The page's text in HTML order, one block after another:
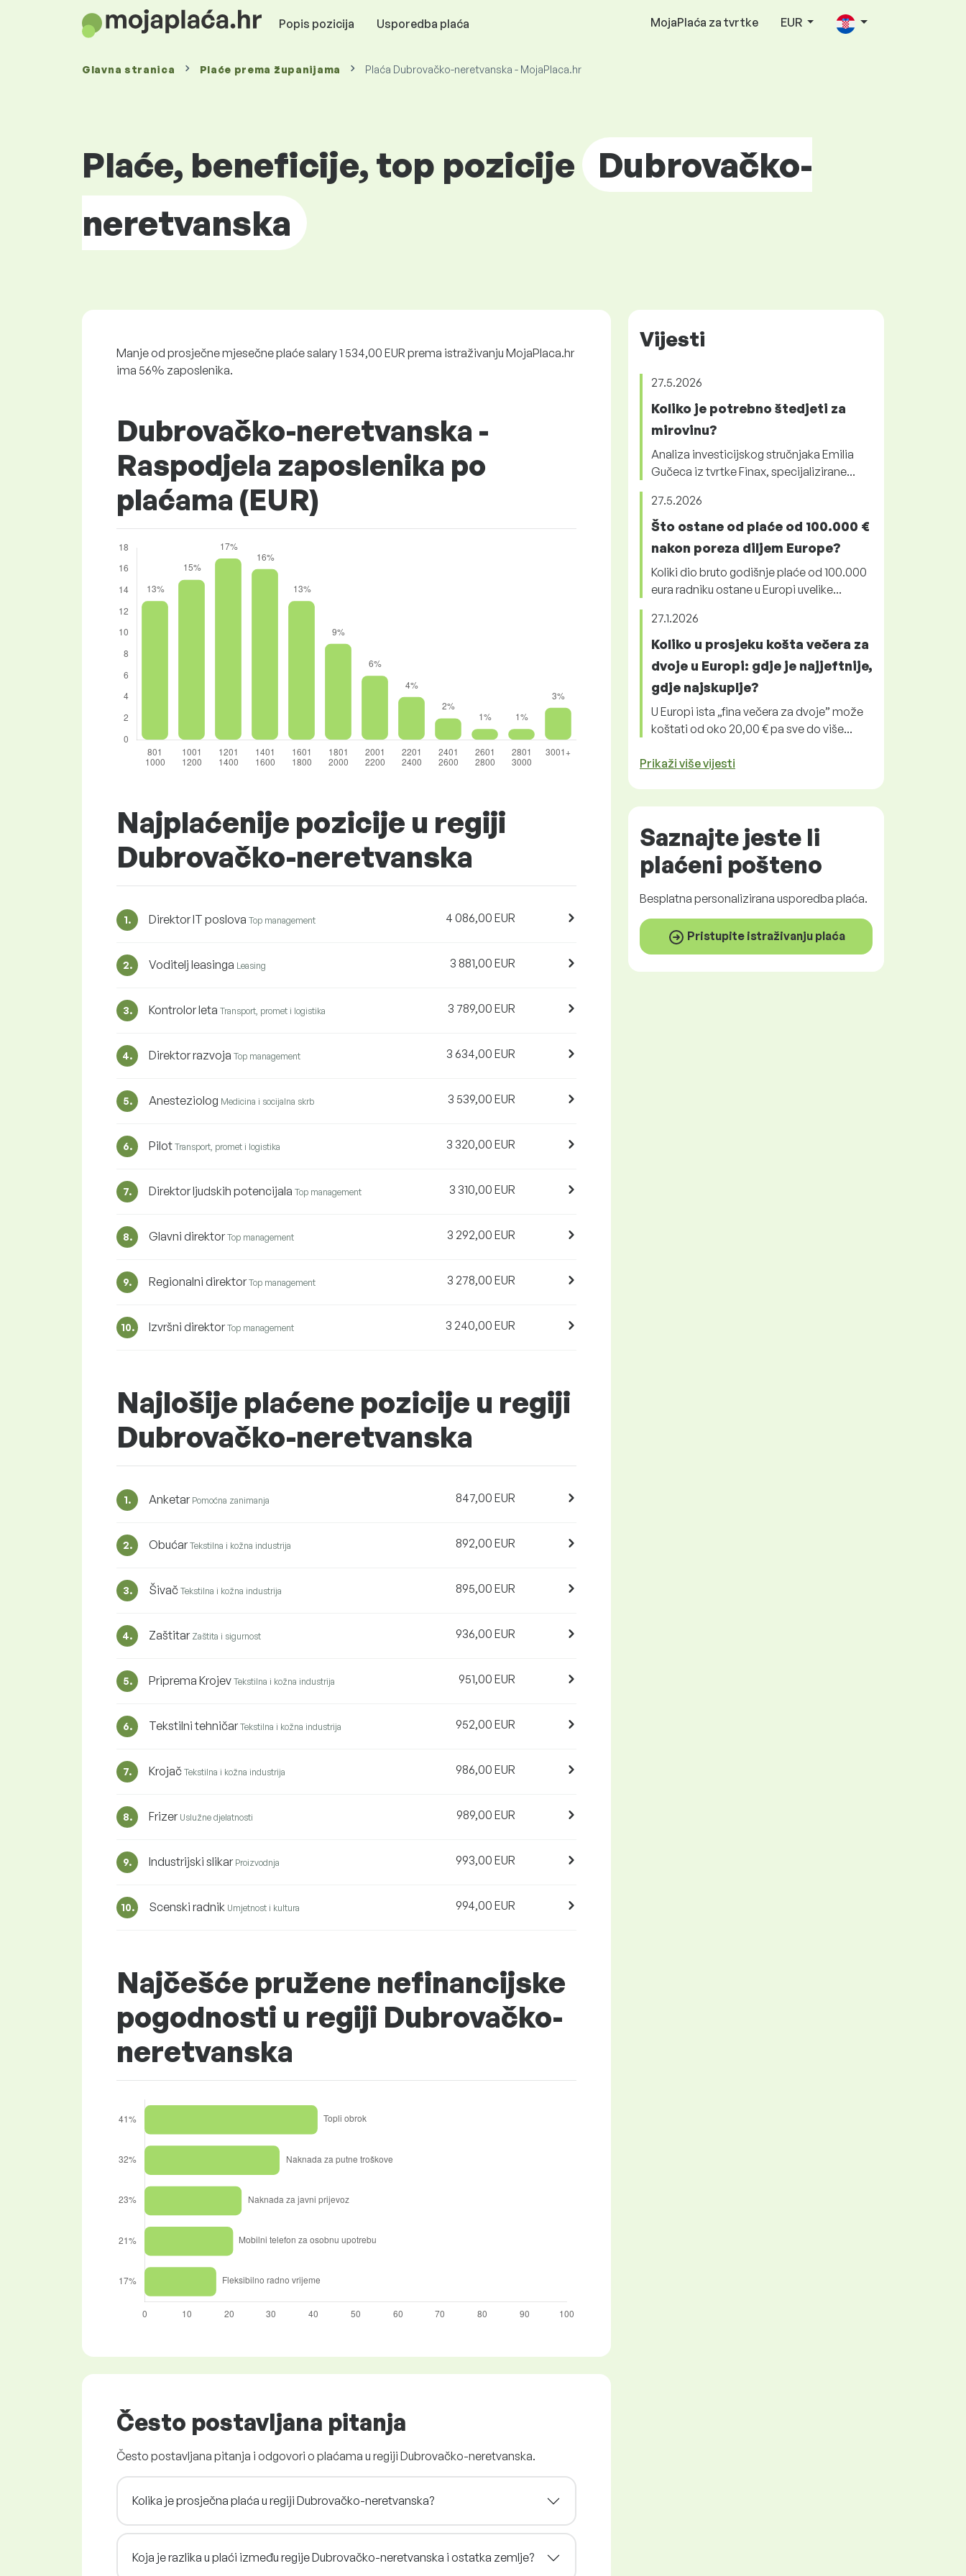
Popis pozicija Usporedba plaća MojaPlaća za tvrtke EUR
Glavna stranica Plaće prema županijama Plaća Dubrovačko-neretvanska - MojaPlaca.hr
Plaće, beneficije, top pozicije Dubrovačko-
neretvanska
Manje od prosječne mjesečne plaće salary 1 534,00 EUR prema istraživanju MojaPlaca.hr
ima 56% zaposlenika.
Dubrovačko-neretvanska -
Raspodjela zaposlenika po
plaćama (EUR)
Najplaćenije pozicije u regiji
Dubrovačko-neretvanska
1. Direktor IT poslova Top management 4 086,00 EUR
2. Voditelj leasinga Leasing 3 881,00 EUR
3. Kontrolor leta Transport, promet i logistika 3 789,00 EUR
4. Direktor razvoja Top management 3 634,00 EUR
5. Anesteziolog Medicina i socijalna skrb 3 539,00 EUR
6. Pilot Transport, promet i logistika 3 320,00 EUR
7. Direktor ljudskih potencijala Top management 3 310,00 EUR
8. Glavni direktor Top management 3 292,00 EUR
9. Regionalni direktor Top management 3 278,00 EUR
10. Izvršni direktor Top management 3 240,00 EUR
Najlošije plaćene pozicije u regiji
Dubrovačko-neretvanska
1. Anketar Pomoćna zanimanja 847,00 EUR
2. Obućar Tekstilna i kožna industrija 892,00 EUR
3. Šivač Tekstilna i kožna industrija 895,00 EUR
4. Zaštitar Zaštita i sigurnost 936,00 EUR
5. Priprema Krojev Tekstilna i kožna industrija 951,00 EUR
6. Tekstilni tehničar Tekstilna i kožna industrija 952,00 EUR
7. Krojač Tekstilna i kožna industrija 986,00 EUR
8. Frizer Uslužne djelatnosti 989,00 EUR
9. Industrijski slikar Proizvodnja 993,00 EUR
10. Scenski radnik Umjetnost i kultura 994,00 EUR
Najčešće pružene nefinancijske
pogodnosti u regiji Dubrovačko-
neretvanska
Često postavljana pitanja
Često postavljana pitanja i odgovori o plaćama u regiji Dubrovačko-neretvanska.
Kolika je prosječna plaća u regiji Dubrovačko-neretvanska?
Koja je razlika u plaći između regije Dubrovačko-neretvanska i ostatka zemlje?
Vijesti
27.5.2026
Koliko je potrebno štedjeti za
mirovinu?
Analiza investicijskog stručnjaka Emilia
Gučeca iz tvrtke Finax, specijalizirane...
27.5.2026
Što ostane od plaće od 100.000 €
nakon poreza diljem Europe?
Koliki dio bruto godišnje plaće od 100.000
eura radniku ostane u Europi uvelike...
27.1.2026
Koliko u prosjeku košta večera za
dvoje u Europi: gdje je najjeftnije,
gdje najskuplje?
U Europi ista „fina večera za dvoje” može
koštati od oko 20,00 € pa sve do više...
Prikaži više vijesti
Saznajte jeste li
plaćeni pošteno
Besplatna personalizirana usporedba plaća.
Pristupite istraživanju plaća